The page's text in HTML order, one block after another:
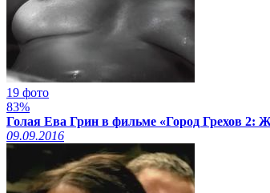
19 фото
83%
Голая Ева Грин в фильме «Город Грехов 2:
09.09.2016